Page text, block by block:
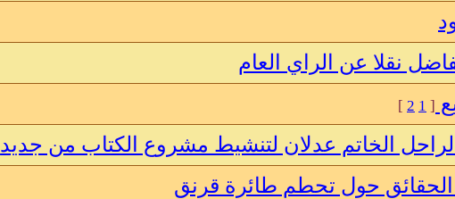
نقلا عن الراي العام
[
1
2
]
الخاتم عدلان لتنشيط مشروع الكتاب من جديد
الحقائق حول تحطم طائرة قرنق